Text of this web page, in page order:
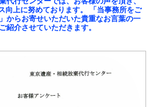
向上に努めております。 「当事務所をご
からお寄せいただいた貴重なお言葉の一
紹介させていただきます。